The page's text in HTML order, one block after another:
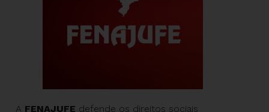
A FENAJUFE defende os direitos sociais